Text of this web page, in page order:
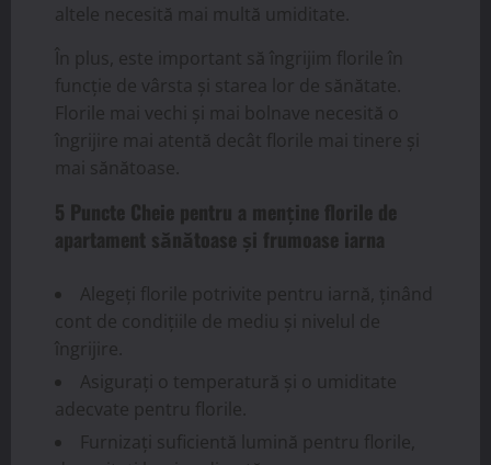
altele necesită mai multă umiditate.
În plus, este important să îngrijim florile în
funcție de vârsta și starea lor de sănătate.
Florile mai vechi și mai bolnave necesită o
îngrijire mai atentă decât florile mai tinere și
mai sănătoase.
5 Puncte Cheie pentru a menține florile de
apartament sănătoase și frumoase iarna
Alegeți florile potrivite pentru iarnă, ținând
cont de condițiile de mediu și nivelul de
îngrijire.
Asigurați o temperatură și o umiditate
adecvate pentru florile.
Furnizați suficientă lumină pentru florile,